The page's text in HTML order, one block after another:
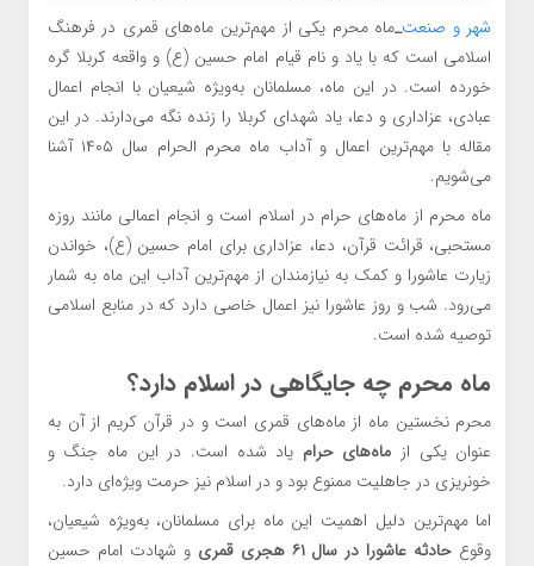
شهر و صنعت_ماه محرم یکی از مهم‌ترین ماه‌های قمری در فرهنگ
اسلامی است که با یاد و نام قیام امام حسین (ع) و واقعه کربلا گره
خورده است. در این ماه، مسلمانان به‌ویژه شیعیان با انجام اعمال
عبادی، عزاداری و دعا، یاد شهدای کربلا را زنده نگه می‌دارند. در این
مقاله با مهم‌ترین اعمال و آداب ماه محرم الحرام سال ۱۴۰۵ آشنا
می‌شویم.
ماه محرم از ماه‌های حرام در اسلام است و انجام اعمالی مانند روزه
مستحبی، قرائت قرآن، دعا، عزاداری برای امام حسین (ع)، خواندن
زیارت عاشورا و کمک به نیازمندان از مهم‌ترین آداب این ماه به شمار
می‌رود. شب و روز عاشورا نیز اعمال خاصی دارد که در منابع اسلامی
توصیه شده است.
ماه محرم چه جایگاهی در اسلام دارد؟
محرم نخستین ماه از ماه‌های قمری است و در قرآن کریم از آن به
عنوان یکی از ماه‌های حرام یاد شده است. در این ماه جنگ و
خونریزی در جاهلیت ممنوع بود و در اسلام نیز حرمت ویژه‌ای دارد.
اما مهم‌ترین دلیل اهمیت این ماه برای مسلمانان، به‌ویژه شیعیان،
وقوع حادثه عاشورا در سال ۶۱ هجری قمری
و شهادت امام حسین